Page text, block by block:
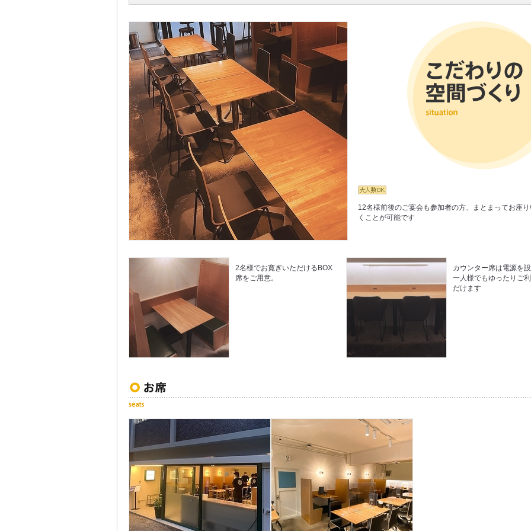
12名様前後のご宴会も参加者の方、まとまってお座
くことが可能です
2名様でお寛ぎいただけるBOX
席をご用意。
カウンター席は電源を
一人様でもゆったりご
だけます